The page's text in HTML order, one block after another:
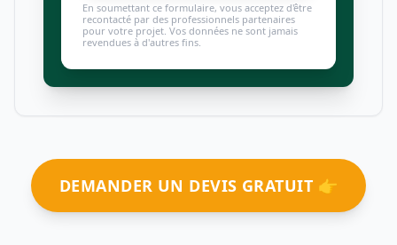
En soumettant ce formulaire, vous acceptez d'être
recontacté par des professionnels partenaires
pour votre projet. Vos données ne sont jamais
revendues à d'autres fins.
DEMANDER UN DEVIS GRATUIT 👉